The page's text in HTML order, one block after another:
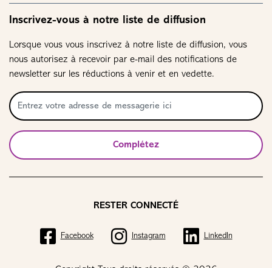
Inscrivez-vous à notre liste de diffusion
Lorsque vous vous inscrivez à notre liste de diffusion, vous
nous autorisez à recevoir par e-mail des notifications de
newsletter sur les réductions à venir et en vedette.
Complétez
RESTER CONNECTÉ
Facebook Instagram LinkedIn